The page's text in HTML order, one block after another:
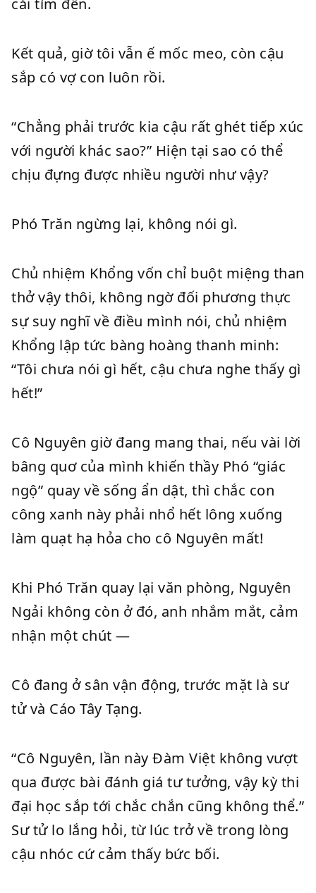
cái tìm đến.
Kết quả, giờ tôi vẫn ế mốc meo, còn cậu
sắp có vợ con luôn rồi.
“Chẳng phải trước kia cậu rất ghét tiếp xúc
với người khác sao?” Hiện tại sao có thể
chịu đựng được nhiều người như vậy?
Phó Trăn ngừng lại, không nói gì.
Chủ nhiệm Khổng vốn chỉ buột miệng than
thở vậy thôi, không ngờ đối phương thực
sự suy nghĩ về điều mình nói, chủ nhiệm
Khổng lập tức bàng hoàng thanh minh:
“Tôi chưa nói gì hết, cậu chưa nghe thấy gì
hết!”
Cô Nguyên giờ đang mang thai, nếu vài lời
bâng quơ của mình khiến thầy Phó “giác
ngộ” quay về sống ẩn dật, thì chắc con
công xanh này phải nhổ hết lông xuống
làm quạt hạ hỏa cho cô Nguyên mất!
Khi Phó Trăn quay lại văn phòng, Nguyên
Ngải không còn ở đó, anh nhắm mắt, cảm
nhận một chút —
Cô đang ở sân vận động, trước mặt là sư
tử và Cáo Tây Tạng.
“Cô Nguyên, lần này Đàm Việt không vượt
qua được bài đánh giá tư tưởng, vậy kỳ thi
đại học sắp tới chắc chắn cũng không thể.”
Sư tử lo lắng hỏi, từ lúc trở về trong lòng
cậu nhóc cứ cảm thấy bức bối.